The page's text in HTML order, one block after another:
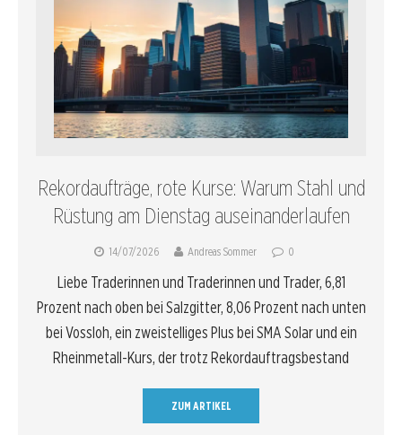
Rekordaufträge, rote Kurse: Warum Stahl und
Rüstung am Dienstag auseinanderlaufen
14/07/2026 Andreas Sommer 0
Liebe Traderinnen und Traderinnen und Trader, 6,81
Prozent nach oben bei Salzgitter, 8,06 Prozent nach unten
bei Vossloh, ein zweistelliges Plus bei SMA Solar und ein
Rheinmetall-Kurs, der trotz Rekordauftragsbestand
ZUM ARTIKEL